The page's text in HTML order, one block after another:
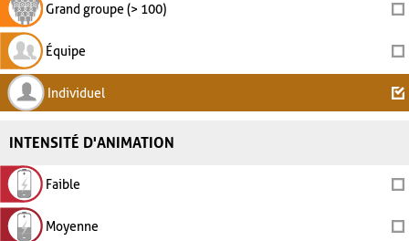
Grand groupe (> 100)
Équipe
Individuel
INTENSITÉ D'ANIMATION
Faible
Moyenne